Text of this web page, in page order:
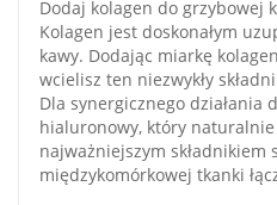
Dodaj kolagen do grzybowej
Kolagen jest doskonałym
kawy. Dodając miarkę
wcielisz ten niezwykły
Dla synergicznego działania
hialuronowy, który
najważniejszym składnikiem
międzykomórkowej tkanki